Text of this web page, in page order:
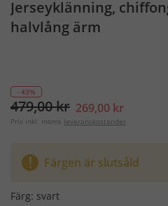
Jerseyklänning,
halvlång ärm
- 43%
479,00 kr 269,00 kr
Pris inkl. moms leveranskostander
Färgen är slutsåld
Färg: svart